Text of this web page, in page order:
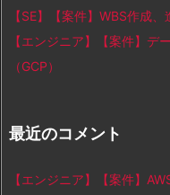
【SE】【案件】WBS作成
【エンジニア】【案件】デ
（GCP）
最近のコメント
【エンジニア】【案件】